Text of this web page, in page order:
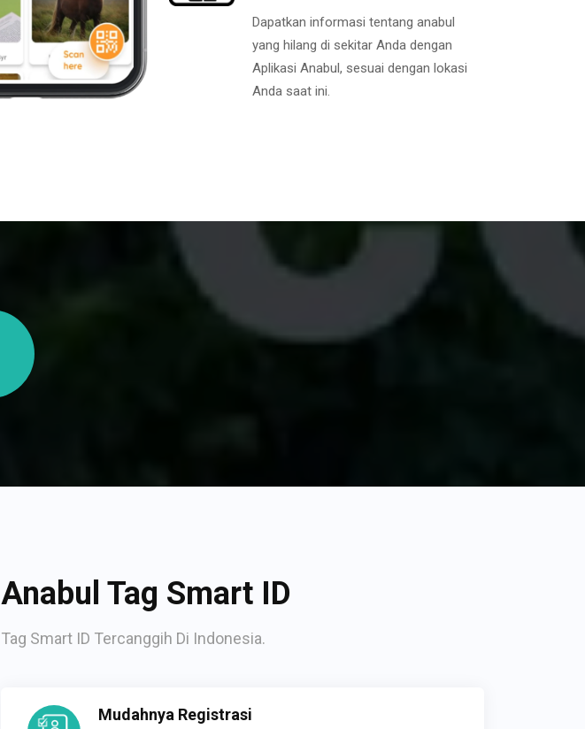
Dapatkan informasi tentang anabul
yang hilang di sekitar Anda dengan
Aplikasi Anabul, sesuai dengan lokasi
Anda saat ini.
Anabul Tag Smart ID
Tag Smart ID Tercanggih Di Indonesia.
Mudahnya Registrasi